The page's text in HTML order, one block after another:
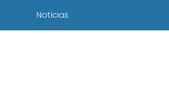
Notícias